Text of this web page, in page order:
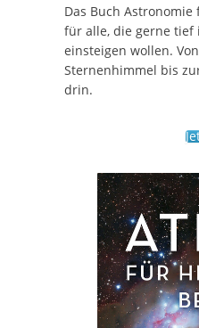
Das Buch
für alle, die gerne tief
einsteigen wollen.
Sternenhimmel bis
drin.